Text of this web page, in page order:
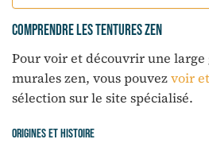
Comprendre les tentures zen
Pour voir et découvrir une
murales zen, vous pouvezvoir
sélection sur le site spécialisé.
Origines et histoire